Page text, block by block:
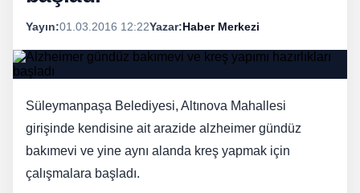
Yayın:01.03.2016 12:22Yazar:Haber Merkezi
Süleymanpaşa Belediyesi, Altınova Mahallesi
girişinde kendisine ait arazide alzheimer gündüz
bakımevi ve yine aynı alanda kreş yapmak için
çalışmalara başladı.